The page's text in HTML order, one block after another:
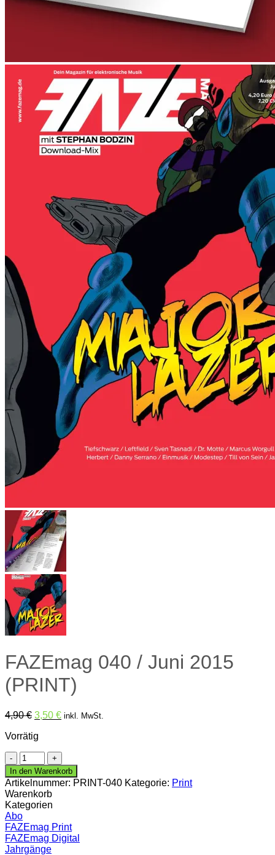
FAZEmag 040 / Juni 2015
(PRINT)
4,90€ Ursprünglicher
war:
3,50 €Aktueller
inkl. MwSt.
Vorrätig
FAZEmag
040
/
Juni
2015
(PRINT)
Menge
In den Warenkorb
Artikelnummer: PRINT-040 Kategorie: Print
Warenkorb
Kategorien
Abo
FAZEmag Print
FAZEmag Digital
Jahrgänge